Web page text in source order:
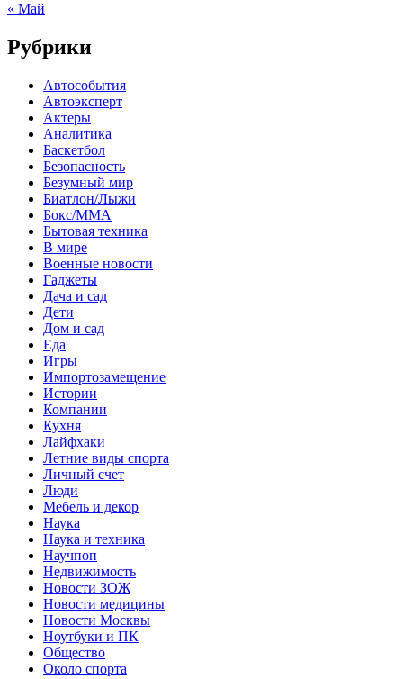
« Май
Рубрики
Автособытия
Автоэксперт
Актеры
Аналитика
Баскетбол
Безопасность
Безумный мир
Биатлон/Лыжи
Бокс/MMA
Бытовая техника
В мире
Военные новости
Гаджеты
Дача и сад
Дети
Дом и сад
Еда
Игры
Импортозамещение
Истории
Компании
Кухня
Лайфхаки
Летние виды спорта
Личный счет
Люди
Мебель и декор
Наука
Наука и техника
Научпоп
Недвижимость
Новости ЗОЖ
Новости медицины
Новости Москвы
Ноутбуки и ПК
Общество
Около спорта